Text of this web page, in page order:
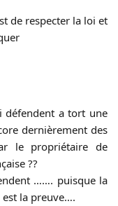
de respecter la loi et
défendent a tort une
dernièrement des
le propriétaire de
??
……. puisque la
la preuve….